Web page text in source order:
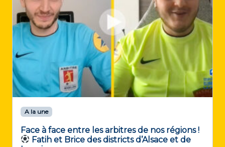
A la une
Face à face entre les arbitres de nos régions !
Fatih et Brice des districts d’Alsace et de